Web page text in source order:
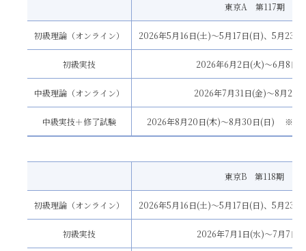
東京A 第117期
初級理論（オンライン） 2026年5月16日(土)〜5月17日(日)、5月23
初級実技 2026年6月2日(火)〜6月8日(
中級理論（オンライン） 2026年7月31日(金)〜8月2日(
中級実技＋修了試験 2026年8月20日(木)〜8月30日(日) ※8月
東京B 第118期
初級理論（オンライン） 2026年5月16日(土)〜5月17日(日)、5月23
初級実技 2026年7月1日(水)〜7月7日(